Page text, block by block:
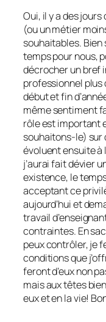
Oui, il y a des jours
(ou un métier
souhaitables. Bien
temps pour nous,
décrocher un bref
professionnel plus
début et fin
même sentiment
rôle est important
souhaitons-le) sur
évoluent ensuite à
j’aurai fait dévier
existence, le
acceptant ce
aujourd’hui et
travail
contraintes. En
peux contrôler, je
conditions que
feront d’eux non
mais aux têtes
eux et en la vie!